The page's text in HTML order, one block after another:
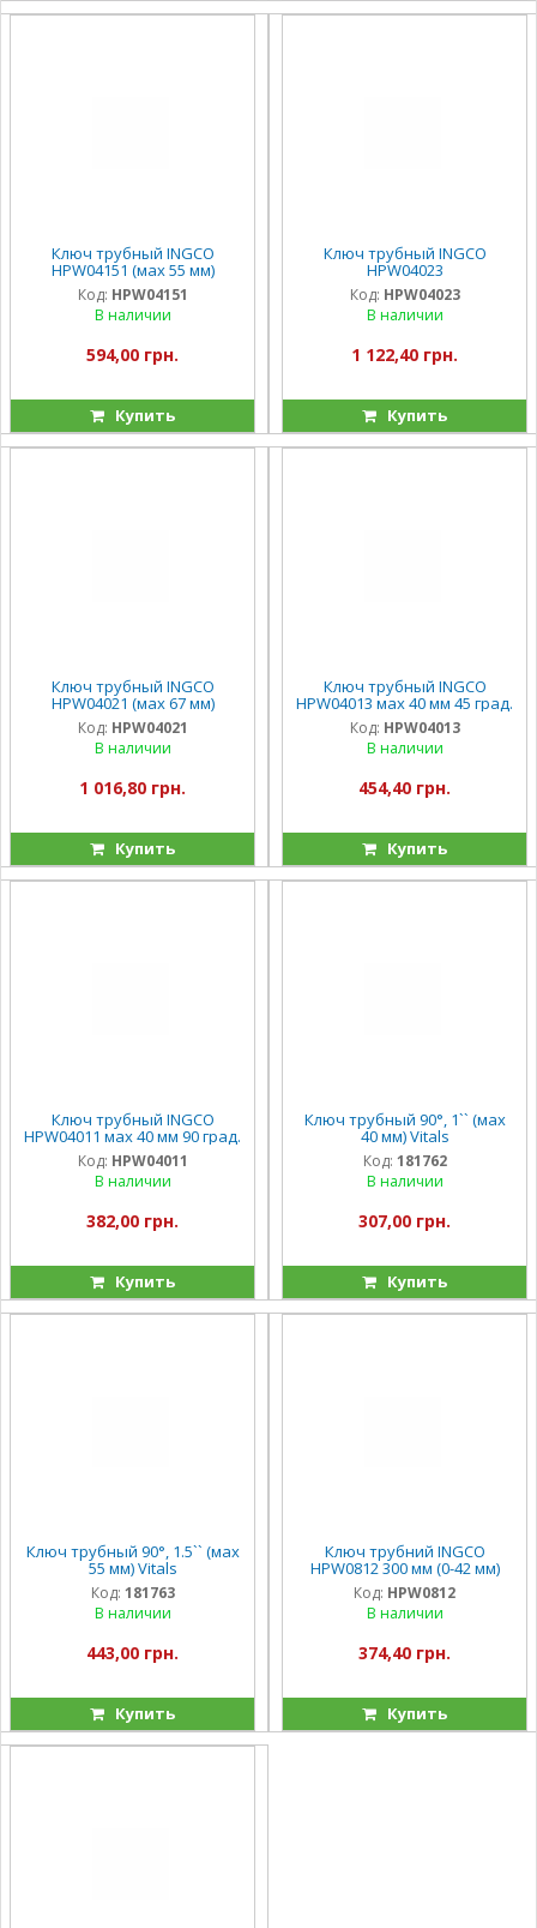
Ключ трубный INGCO
HPW04151 (мах 55 мм)
Код: HPW04151
В наличии
594,00 грн.
Купить
Ключ трубный INGCO
HPW04023
Код: HPW04023
В наличии
1 122,40 грн.
Купить
Ключ трубный INGCO
HPW04021 (мах 67 мм)
Код: HPW04021
В наличии
1 016,80 грн.
Купить
Ключ трубный INGCO
HPW04013 мах 40 мм 45 град.
Код: HPW04013
В наличии
454,40 грн.
Купить
Ключ трубный INGCO
HPW04011 мах 40 мм 90 град.
Код: HPW04011
В наличии
382,00 грн.
Купить
Ключ трубный 90°, 1`` (мах
40 мм) Vitals
Код: 181762
В наличии
307,00 грн.
Купить
Ключ трубный 90°, 1.5`` (мах
55 мм) Vitals
Код: 181763
В наличии
443,00 грн.
Купить
Ключ трубний INGCO
HPW0812 300 мм (0-42 мм)
Код: HPW0812
В наличии
374,40 грн.
Купить